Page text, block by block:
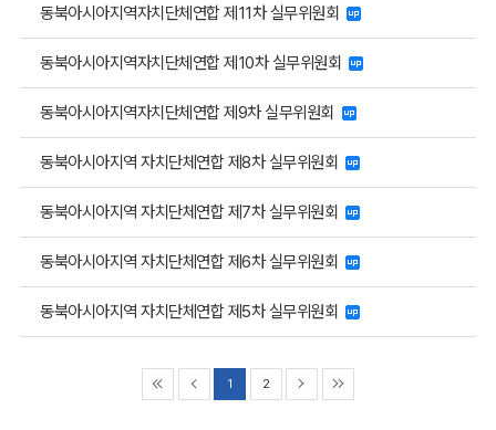
동북아시아지역자치단체연합 제11차 실무위원회
동북아시아지역자치단체연합 제10차 실무위원회
동북아시아지역자치단체연합 제9차 실무위원회
동북아시아지역 자치단체연합 제8차 실무위원회
동북아시아지역 자치단체연합 제7차 실무위원회
동북아시아지역 자치단체연합 제6차 실무위원회
동북아시아지역 자치단체연합 제5차 실무위원회
1 2